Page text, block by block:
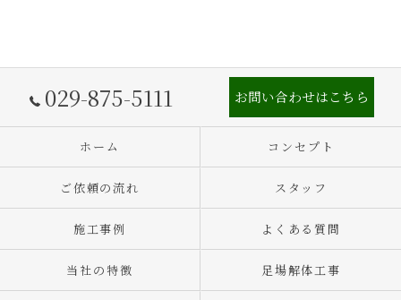
029-875-5111 お問い合わせはこちら
ホーム コンセプト
ご依頼の流れ スタッフ
施工事例 よくある質問
当社の特徴 足場解体工事